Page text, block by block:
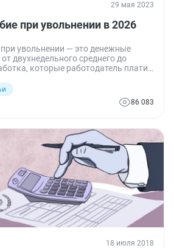
29 мая 2023
при увольнении в 2026
увольнении — это денежные
двухнедельного среднего до
которые работодатель платит
от работника. Размер
причин, в силу которых трудовое86 083
18 июля 2018